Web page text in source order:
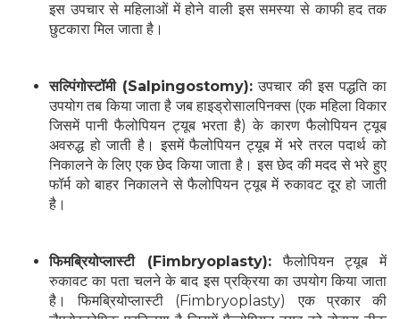
इस उपचार से महिलाओं में होने वाली इस समस्या से काफी हद तक
छुटकारा मिल जाता है।
सल्पिंगोस्टॉमी (Salpingostomy): उपचार की इस पद्धति का
उपयोग तब किया जाता है जब हाइड्रोसालपिनक्स (एक महिला विकार
जिसमें पानी फैलोपियन ट्यूब भरता है) के कारण फैलोपियन ट्यूब
अवरुद्ध हो जाती है। इसमें फैलोपियन ट्यूब में भरे तरल पदार्थ को
निकालने के लिए एक छेद किया जाता है। इस छेद की मदद से भरे हुए
फॉर्म को बाहर निकालने से फैलोपियन ट्यूब में रुकावट दूर हो जाती
है।
फिमब्रियोप्लास्टी (Fimbryoplasty):फैलोपियन ट्यूब में
रुकावट का पता चलने के बाद इस प्रक्रिया का उपयोग किया जाता
है। फिमब्रियोप्लास्टी (Fimbryoplasty) एक प्रकार की